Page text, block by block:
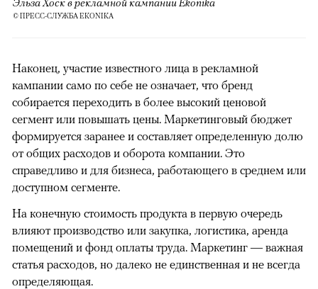
© ПРЕСС-СЛУЖБА EKONIKA
Наконец, участие известного лица в рекламной
кампании само по себе не означает, что бренд
собирается переходить в более высокий ценовой
сегмент или повышать цены. Маркетинговый бюджет
формируется заранее и составляет определенную долю
от общих расходов и оборота компании. Это
справедливо и для бизнеса, работающего в среднем или
доступном сегменте.
На конечную стоимость продукта в первую очередь
влияют производство или закупка, логистика, аренда
помещений и фонд оплаты труда. Маркетинг — важная
статья расходов, но далеко не единственная и не всегда
определяющая.